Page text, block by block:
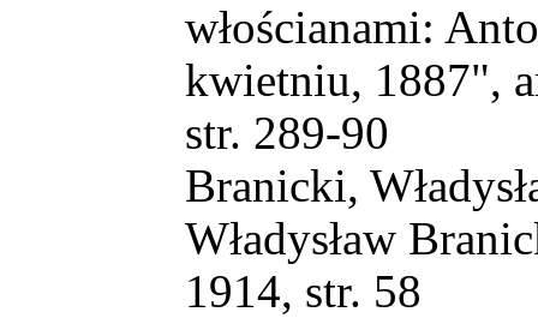
włościanami:
kwietniu, 1887",
str. 289-90
Branicki,
Władysław
1914, str. 58